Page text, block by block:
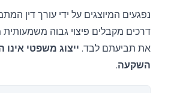
נפגעים המיוצגים על ידי עורך דין
דרכים מקבלים פיצוי גבוה
את תביעתם לבד. ייצוג משפטי
השקעה.